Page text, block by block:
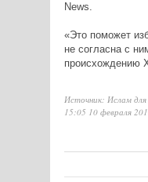
News.
«Это поможет
не согласна с
происхождению
Источник: Ислам для
15:05 10 февраля